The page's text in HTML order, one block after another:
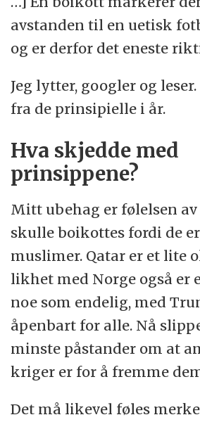
avstanden til en uetisk
og er derfor det eneste
Jeg lytter, googler og
fra de prinsipielle i år.
Hva skjedde med
prinsippene?
Mitt ubehag er følelsen av
skulle boikottes fordi de
muslimer. Qatar er et lite
likhet med Norge også er
noe som endelig, med
åpenbart for alle. Nå
minste påstander om at
kriger er for å fremme
Det må likevel føles